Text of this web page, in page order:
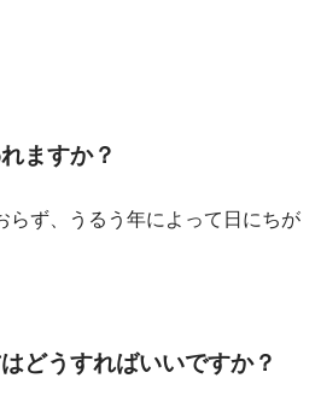
ますか？
らず、うるう年によって日にちが
どうすればいいですか？